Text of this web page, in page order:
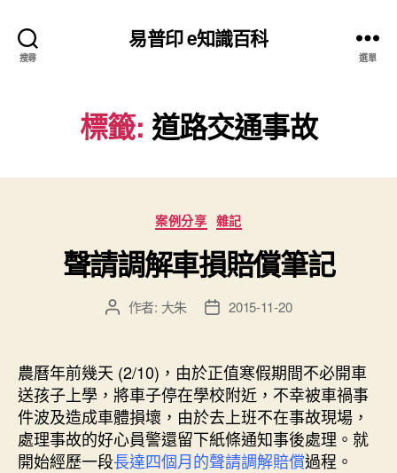
搜尋
易普印 e知識百科
選單
標籤: 道路交通事故
分
類
案例分享 雜記
聲請調解車損賠償筆記
文
者
作者: 大朱
文
佈
日
期
2015-11-20
農曆年前幾天 (2/10)，由於正值寒假期間不必開車
送孩子上學，將車子停在學校附近，不幸被車禍事
件波及造成車體損壞，由於去上班不在事故現場，
處理事故的好心員警還留下紙條通知事後處理。就
開始經歷一段長達四個月的聲請調解賠償過程。